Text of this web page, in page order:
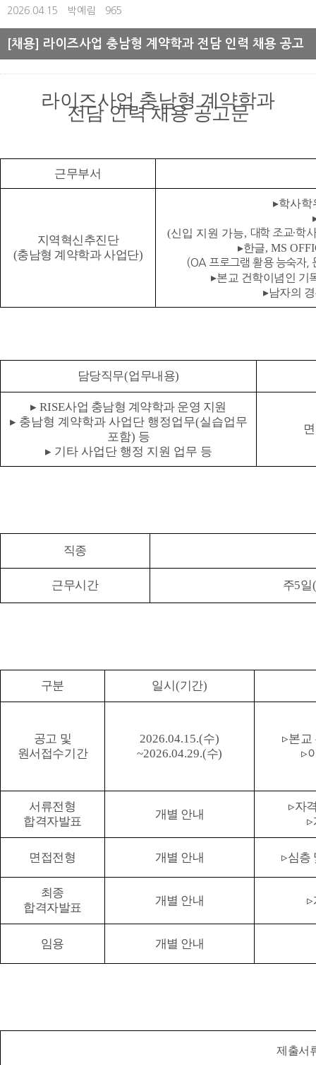
2026.04.15 박예림 965
[채용] 라이즈사업 충남형 계약학과 전담 인력 채용 공고
라이즈사업 충남형 계약학과
전담 인력 채용 공고문
근무부서
지역혁신추진단
(충남형 계약학과 사업단)
▸학사학
(신입 지원 가능, 대학 조교·학
▸한글, MS
(OA 프로그램 활용 능숙자,
▸본교 건학이념인 기
▸남자의
담당직무(업무내용)
▸ RISE사업 충남형 계약학과 운영 지원
▸ 충남형 계약학과 사업단 행정업무(실습업무
포함) 등
▸ 기타 사업단 행정 지원 업무 등
직종
근무시간 주5일(
구분 일시(기간)
공고 및
원서접수기간
2026.04.15.(수)
~2026.04.29.(수)
▹본교
▹
서류전형
합격자발표
개별 안내
▹자
▹
면접전형 개별 안내 ▹심층
최종
합격자발표
개별 안내 ▹
임용 개별 안내
제출서